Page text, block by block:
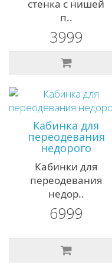
стенка с нишей
п..
3999
Кабинка для
переодевания
недорого
Кабинки для
переодевания
недор..
6999